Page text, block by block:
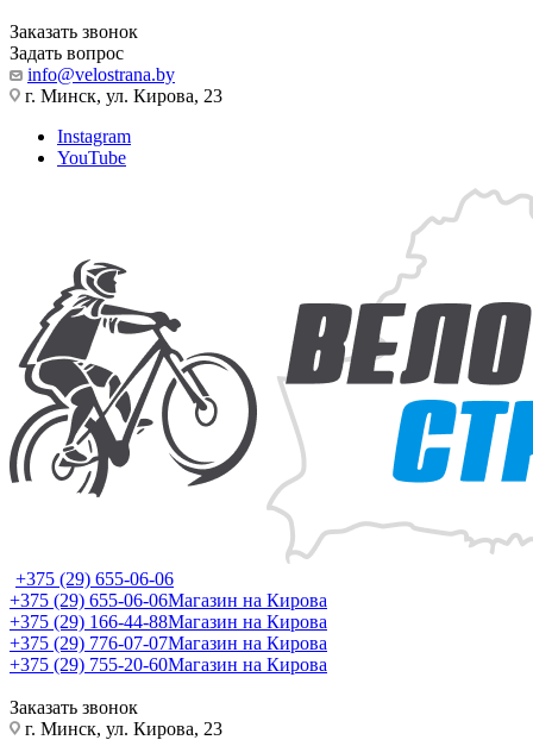
Заказать звонок
Задать вопрос
info@velostrana.by
г. Минск, ул. Кирова, 23
Instagram
YouTube
+375 (29) 655-06-06
+375 (29) 655-06-06Магазин на Кирова
+375 (29) 166-44-88Магазин на Кирова
+375 (29) 776-07-07Магазин на Кирова
+375 (29) 755-20-60Магазин на Кирова
Заказать звонок
г. Минск, ул. Кирова, 23